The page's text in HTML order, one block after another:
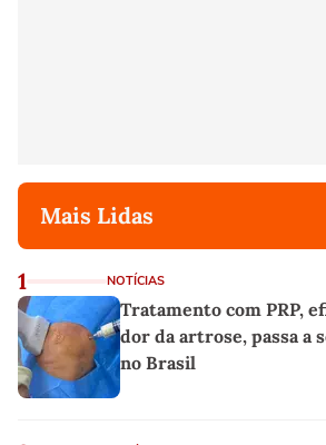
Mais Lidas
1 NOTÍCIAS
Tratamento com PRP,
dor da artrose, passa a
no Brasil